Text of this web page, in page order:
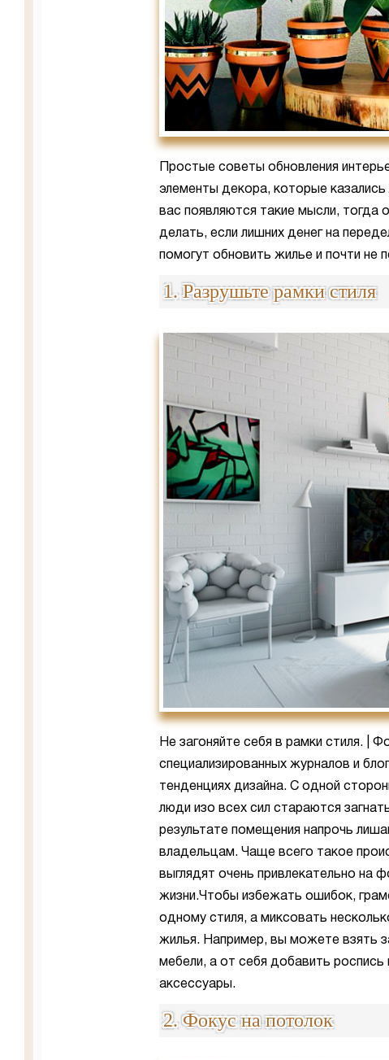
Простые советы обновления
элементы декора, которые
вас появляются такие мысли,
делать, если лишних денег на
помогут обновить жилье и почти не
1. Разрушьте рамки стиля
Не загоняйте себя в рамки стиля. |
специализированных журналов и
тенденциях дизайна. С одной
люди изо всех сил стараются
результате помещения напрочь
владельцам. Чаще всего такое
выглядят очень привлекательно на
жизни.Чтобы избежать ошибок,
одному стиля, а миксовать
жилья. Например, вы можете взять
мебели, а от себя добавить
аксессуары.
2. Фокус на потолок